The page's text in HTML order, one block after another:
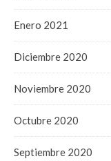
Enero 2021
Diciembre 2020
Noviembre 2020
Octubre 2020
Septiembre 2020